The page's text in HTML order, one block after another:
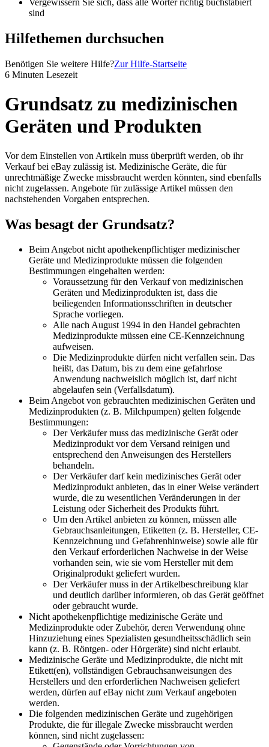
Vergewissern Sie sich, dass alle Wörter richtig buchstabiert
sind
Hilfethemen durchsuchen
Benötigen Sie weitere Hilfe?Zur Hilfe-Startseite
6 Minuten Lesezeit
Grundsatz zu medizinischen
Geräten und Produkten
Vor dem Einstellen von Artikeln muss überprüft werden, ob ihr
Verkauf bei eBay zulässig ist. Medizinische Geräte, die für
unrechtmäßige Zwecke missbraucht werden könnten, sind ebenfalls
nicht zugelassen. Angebote für zulässige Artikel müssen den
nachstehenden Vorgaben entsprechen.
Was besagt der Grundsatz?
Beim Angebot nicht apothekenpflichtiger medizinischer
Geräte und Medizinprodukte müssen die folgenden
Bestimmungen eingehalten werden:
Voraussetzung für den Verkauf von medizinischen
Geräten und Medizinprodukten ist, dass die
beiliegenden Informationsschriften in deutscher
Sprache vorliegen.
Alle nach August 1994 in den Handel gebrachten
Medizinprodukte müssen eine CE-Kennzeichnung
aufweisen.
Die Medizinprodukte dürfen nicht verfallen sein. Das
heißt, das Datum, bis zu dem eine gefahrlose
Anwendung nachweislich möglich ist, darf nicht
abgelaufen sein (Verfallsdatum).
Beim Angebot von gebrauchten medizinischen Geräten und
Medizinprodukten (z. B. Milchpumpen) gelten folgende
Bestimmungen:
Der Verkäufer muss das medizinische Gerät oder
Medizinprodukt vor dem Versand reinigen und
entsprechend den Anweisungen des Herstellers
behandeln.
Der Verkäufer darf kein medizinisches Gerät oder
Medizinprodukt anbieten, das in einer Weise verändert
wurde, die zu wesentlichen Veränderungen in der
Leistung oder Sicherheit des Produkts führt.
Um den Artikel anbieten zu können, müssen alle
Gebrauchsanleitungen, Etiketten (z. B. Hersteller, CE-
Kennzeichnung und Gefahrenhinweise) sowie alle für
den Verkauf erforderlichen Nachweise in der Weise
vorhanden sein, wie sie vom Hersteller mit dem
Originalprodukt geliefert wurden.
Der Verkäufer muss in der Artikelbeschreibung klar
und deutlich darüber informieren, ob das Gerät geöffnet
oder gebraucht wurde.
Nicht apothekenpflichtige medizinische Geräte und
Medizinprodukte oder Zubehör, deren Verwendung ohne
Hinzuziehung eines Spezialisten gesundheitsschädlich sein
kann (z. B. Röntgen- oder Hörgeräte) sind nicht erlaubt.
Medizinische Geräte und Medizinprodukte, die nicht mit
Etikett(en), vollständigen Gebrauchsanweisungen des
Herstellers und den erforderlichen Nachweisen geliefert
werden, dürfen auf eBay nicht zum Verkauf angeboten
werden.
Die folgenden medizinischen Geräte und zugehörigen
Produkte, die für illegale Zwecke missbraucht werden
können, sind nicht zugelassen: